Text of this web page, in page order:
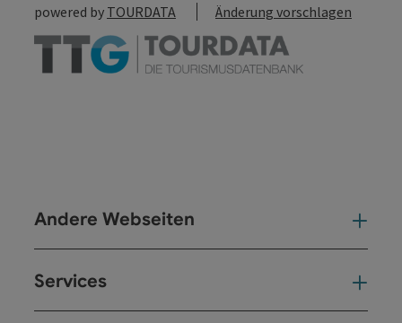
powered by TOURDATA Änderung vorschlagen
Andere Webseiten
Services